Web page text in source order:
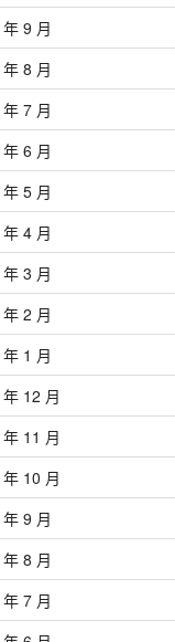
9 月
8 月
7 月
6 月
5 月
4 月
3 月
2 月
1 月
12 月
11 月
10 月
9 月
8 月
7 月